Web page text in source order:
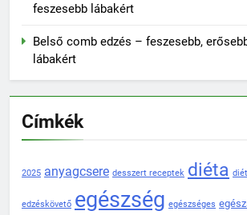
feszesebb lábakért
Belső comb edzés – feszesebb,
lábakért
Címkék
2025 anyagcsere desszert receptek diéta
edzéskövető egészség egészséges